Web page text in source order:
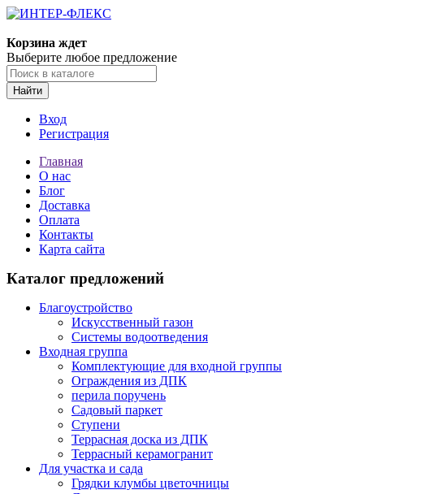
Корзина ждет
Выберите любое предложение
Найти
Вход
Регистрация
Главная
О нас
Блог
Доставка
Оплата
Контакты
Карта сайта
Каталог предложений
Благоустройство
Искусственный газон
Системы водоотведения
Входная группа
Комплектующие для входной группы
Ограждения из ДПК
перила поручень
Садовый паркет
Ступени
Террасная доска из ДПК
Террасный керамогранит
Для участка и сада
Грядки клумбы цветочницы